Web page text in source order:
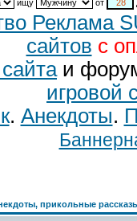
ищу от
Реклама
сайтов с
и
игровой
. Анекдоты.
прикольные